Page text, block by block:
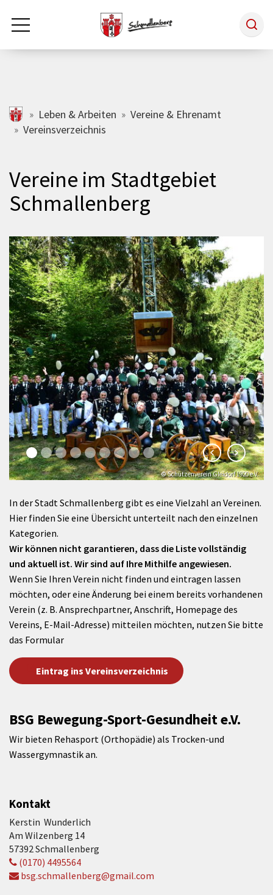
Zum Hauptinhalt springen
Rathaus & Politik
Tourismus
Wirtschaft
schmallenberg.de
Leben & Arbeiten
Vereine & Ehrenamt
Vereinsverzeichnis
Vereine im Stadtgebiet
Schmallenberg
© Schützenverein Gleidorf 1920 e.V.
© Klaus-Peter Kappest
In der Stadt Schmallenberg gibt es eine Vielzahl an Vereinen.
Hier finden Sie eine Übersicht unterteilt nach den einzelnen
Kategorien.
Wir können nicht garantieren, dass die Liste vollständig
und aktuell ist. Wir sind auf Ihre Mithilfe angewiesen.
Wenn Sie Ihren Verein nicht finden und eintragen lassen
möchten, oder eine Änderung bei einem bereits vorhandenen
Verein (z. B. Ansprechpartner, Anschrift, Homepage des
Vereins, E-Mail-Adresse) mitteilen möchten, nutzen Sie bitte
das Formular
Eintrag ins Vereinsverzeichnis
BSG Bewegung-Sport-Gesundheit e.V.
Wir bieten Rehasport (Orthopädie) als Trocken-und
Wassergymnastik an.
Kontakt
Kerstin Wunderlich
Am Wilzenberg 14
57392 Schmallenberg
(0170) 4495564
bsg.schmallenberg@gmail.com